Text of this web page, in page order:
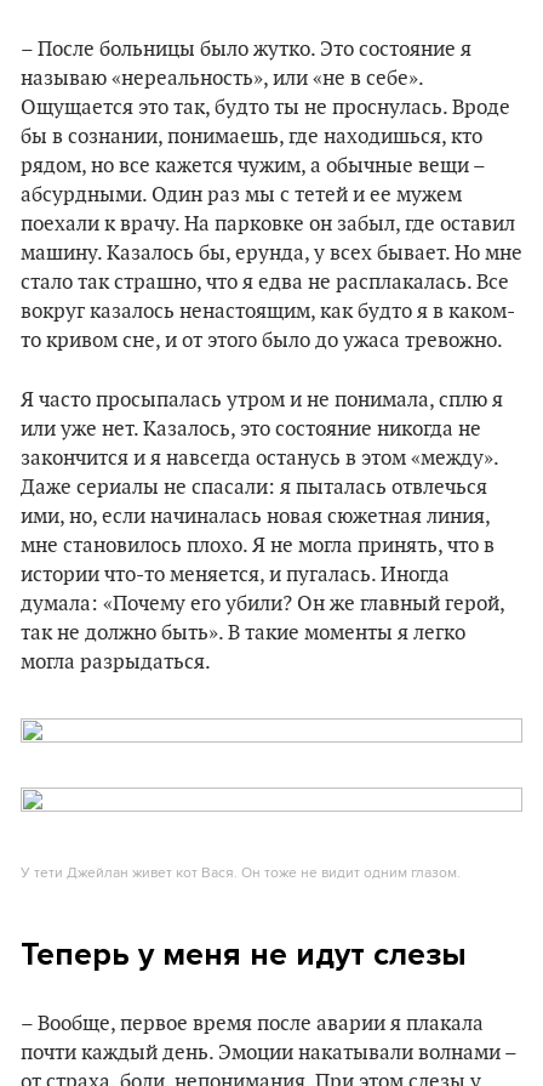
– После больницы было жутко. Это состояние я
называю «нереальность», или «не в себе».
Ощущается это так, будто ты не проснулась. Вроде
бы в сознании, понимаешь, где находишься, кто
рядом, но все кажется чужим, а обычные вещи –
абсурдными. Один раз мы с тетей и ее мужем
поехали к врачу. На парковке он забыл, где оставил
машину. Казалось бы, ерунда, у всех бывает. Но мне
стало так страшно, что я едва не расплакалась. Все
вокруг казалось ненастоящим, как будто я в каком-
то кривом сне, и от этого было до ужаса тревожно.
Я часто просыпалась утром и не понимала, сплю я
или уже нет. Казалось, это состояние никогда не
закончится и я навсегда останусь в этом «между».
Даже сериалы не спасали: я пыталась отвлечься
ими, но, если начиналась новая сюжетная линия,
мне становилось плохо. Я не могла принять, что в
истории что-то меняется, и пугалась. Иногда
думала: «Почему его убили? Он же главный герой,
так не должно быть». В такие моменты я легко
могла разрыдаться.
У тети Джейлан живет кот Вася. Он тоже не видит одним глазом.
Теперь у меня не идут слезы
– Вообще, первое время после аварии я плакала
почти каждый день. Эмоции накатывали волнами –